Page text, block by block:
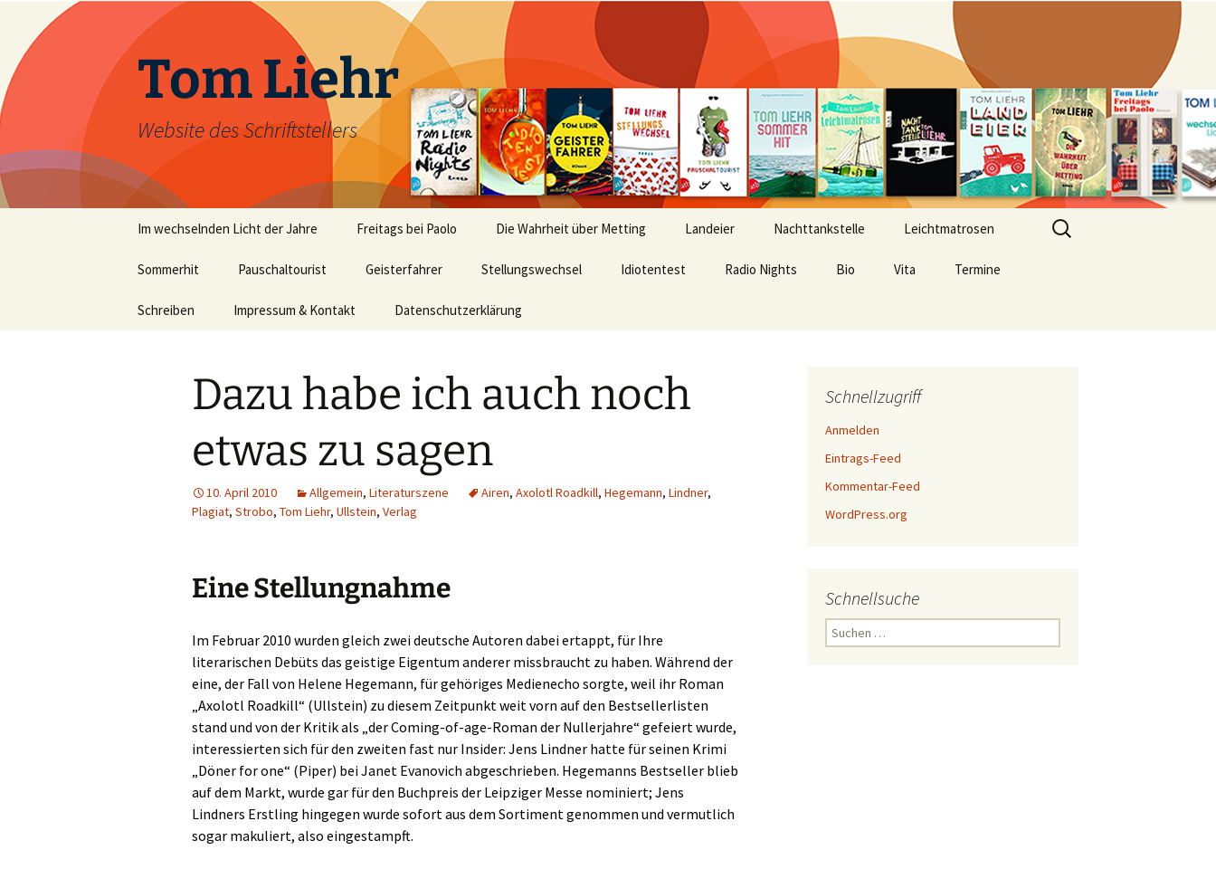
Inhalt
springen
Tom Liehr
Website des Schriftstellers
Im wechselnden Licht der Jahre Freitags bei Paolo Die Wahrheit über Metting Landeier Nachttankstelle Leichtmatrosen
Sommerhit Pauschaltourist Geisterfahrer Stellungswechsel Idiotentest Radio Nights Bio Vita Termine
Schreiben Impressum & Kontakt Datenschutzerklärung
Suchen
nach:
Dazu habe ich auch noch
etwas zu sagen
10. April 2010 Allgemein, Literaturszene Airen, Axolotl Roadkill, Hegemann, Lindner,
Plagiat, Strobo, Tom Liehr, Ullstein, Verlag
Eine Stellungnahme
Im Februar 2010 wurden gleich zwei deutsche Autoren dabei ertappt, für Ihre
literarischen Debüts das geistige Eigentum anderer missbraucht zu haben. Während der
eine, der Fall von Helene Hegemann, für gehöriges Medienecho sorgte, weil ihr Roman
„Axolotl Roadkill“ (Ullstein) zu diesem Zeitpunkt weit vorn auf den Bestsellerlisten
stand und von der Kritik als „der Coming-of-age-Roman der Nullerjahre“ gefeiert wurde,
interessierten sich für den zweiten fast nur Insider: Jens Lindner hatte für seinen Krimi
„Döner for one“ (Piper) bei Janet Evanovich abgeschrieben. Hegemanns Bestseller blieb
auf dem Markt, wurde gar für den Buchpreis der Leipziger Messe nominiert; Jens
Lindners Erstling hingegen wurde sofort aus dem Sortiment genommen und vermutlich
sogar makuliert, also eingestampft.
Schnellzugriff
Anmelden
Eintrags-Feed
Kommentar-Feed
WordPress.org
Schnellsuche
Suchen
nach: